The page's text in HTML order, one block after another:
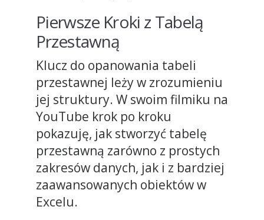
Pierwsze Kroki z Tabelą
Przestawną
Klucz do opanowania tabeli
przestawnej leży w zrozumieniu
jej struktury. W swoim filmiku na
YouTube krok po kroku
pokazuję, jak stworzyć tabelę
przestawną zarówno z prostych
zakresów danych, jak i z bardziej
zaawansowanych obiektów w
Excelu.